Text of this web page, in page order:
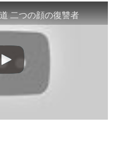
二つの顔の復讐者